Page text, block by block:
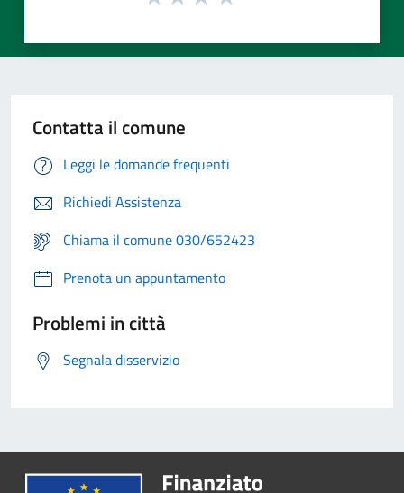
Contatta il comune
Leggi le domande frequenti
Richiedi Assistenza
Chiama il comune 030/652423
Prenota un appuntamento
Problemi in città
Segnala disservizio